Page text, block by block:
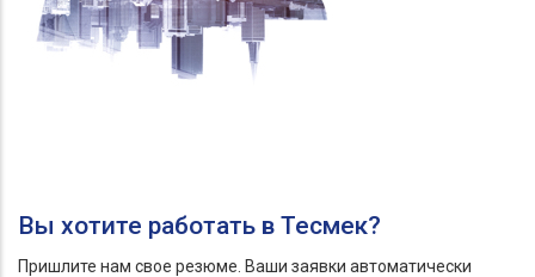
Вы хотите работать в Тесмек?
Пришлите нам свое резюме. Ваши заявки автоматически